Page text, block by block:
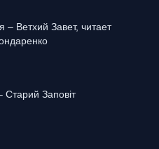
– Ветхий Завет, читает
Старий Заповіт